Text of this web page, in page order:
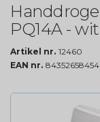
PQ14A - wit
Artikel nr. 12460
EAN nr.